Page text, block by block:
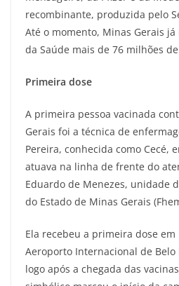
recombinante, produzida pelo
Até o momento, Minas Gerais
da Saúde mais de 76 milhões
Primeira dose
A primeira pessoa vacinada
Gerais foi a técnica de
Pereira, conhecida como Cecé,
atuava na linha de frente do
Eduardo de Menezes, unidade
do Estado de Minas Gerais
Ela recebeu a primeira dose em
Aeroporto Internacional de Belo
logo após a chegada das